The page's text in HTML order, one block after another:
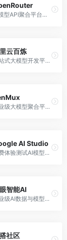
AI模型API聚合平台，整合多种主流大模型。面向开发者，提供统一API接口、模型对比、成本优化等服务，模型选择灵活。
云百炼
一站式大模型开发平台，深度整合阿里云服务。面向企业开发者和AI团队，提供模型训练、微调、部署、应用开发等全流程服务，企业级功能完善。
企业级大模型聚合平台，专注于企业AI服务。面向企业用户，提供多模型管理、安全合规、成本优化等服务，企业级功能完善。
AI Studio
免费体验测试AI模型的平台，深度整合Google生态。面向开发者和研究者，提供Gemini模型体验、API密钥管理、提示词测试等服务，免费使用。
智能AI
企业级AI数据与模型服务平台，专注于数据驱动AI。面向企业用户，提供数据管理、模型训练、部署服务等，数据治理能力强。
社区